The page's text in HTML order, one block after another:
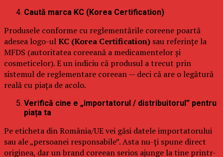
Caută marca KC (Korea Certification)
Produsele conforme cu reglementările coreene poartă
adesea logo-ulKC (Korea Certification) sau referințe la
MFDS (autoritatea coreeană a medicamentelor și
cosmeticelor). E un indiciu că produsul a trecut prin
sistemul de reglementare coreean — deci că are o legătură
reală cu piața de acolo.
Verifică cine e „importatorul / distribuitorul” pentru
piața ta
Pe eticheta din România/UE vei găsi datele importatorului
sau ale „persoanei responsabile”. Asta nu-ți spune direct
originea, dar un brand coreean serios ajunge la tine printr-